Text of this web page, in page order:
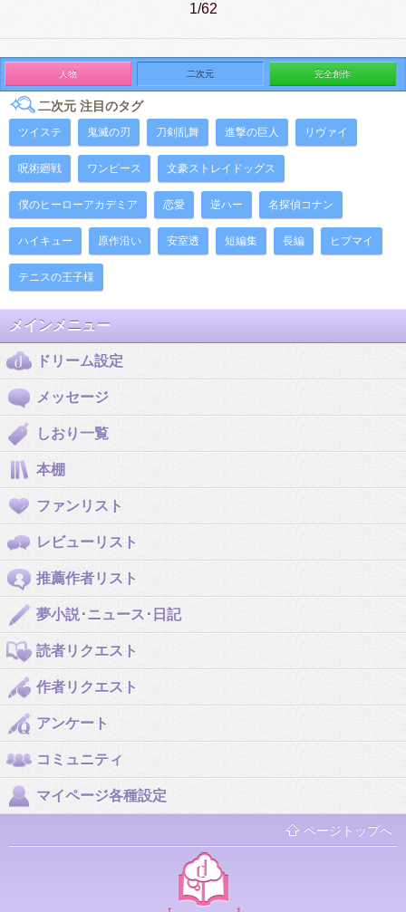
1/62
人物 二次元 完全創作
二次元 注目のタグ
ツイステ 鬼滅の刃 刀剣乱舞 進撃の巨人 リヴァイ
呪術廻戦 ワンピース 文豪ストレイドッグス
僕のヒーローアカデミア 恋愛 逆ハー 名探偵コナン
ハイキュー 原作沿い 安室透 短編集 長編 ヒプマイ
テニスの王子様
メインメニュー
ドリーム設定
メッセージ
しおり一覧
本棚
ファンリスト
レビューリスト
推薦作者リスト
夢小説･ニュース･日記
読者リクエスト
作者リクエスト
アンケート
コミュニティ
マイページ各種設定
ページトップへ